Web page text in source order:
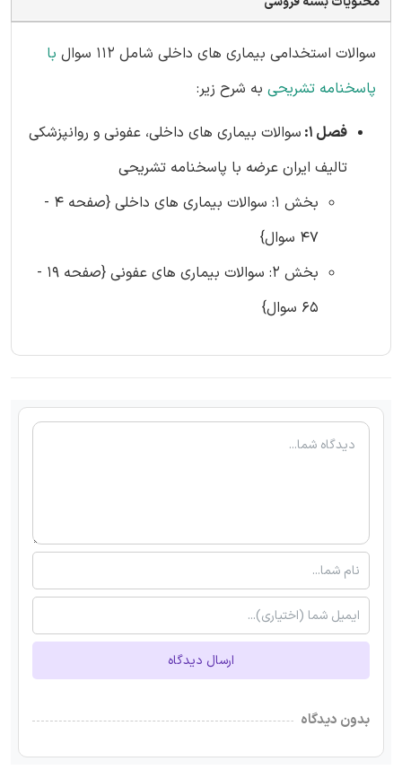
سوالات استخدامی بیماری های داخلی شامل 112 سوال
با
پاسخنامه تشریحی به شرح زیر:
فصل 1:
سوالات بیماری های داخلی، عفونی و روانپزشکی
تالیف ایران عرضه با پاسخنامه تشریحی
بخش 1: سوالات بیماری های داخلی {صفحه 4 -
47 سوال}
بخش 2: سوالات بیماری های عفونی {صفحه 19 -
65 سوال}
ارسال دیدگاه
بدون دیدگاه